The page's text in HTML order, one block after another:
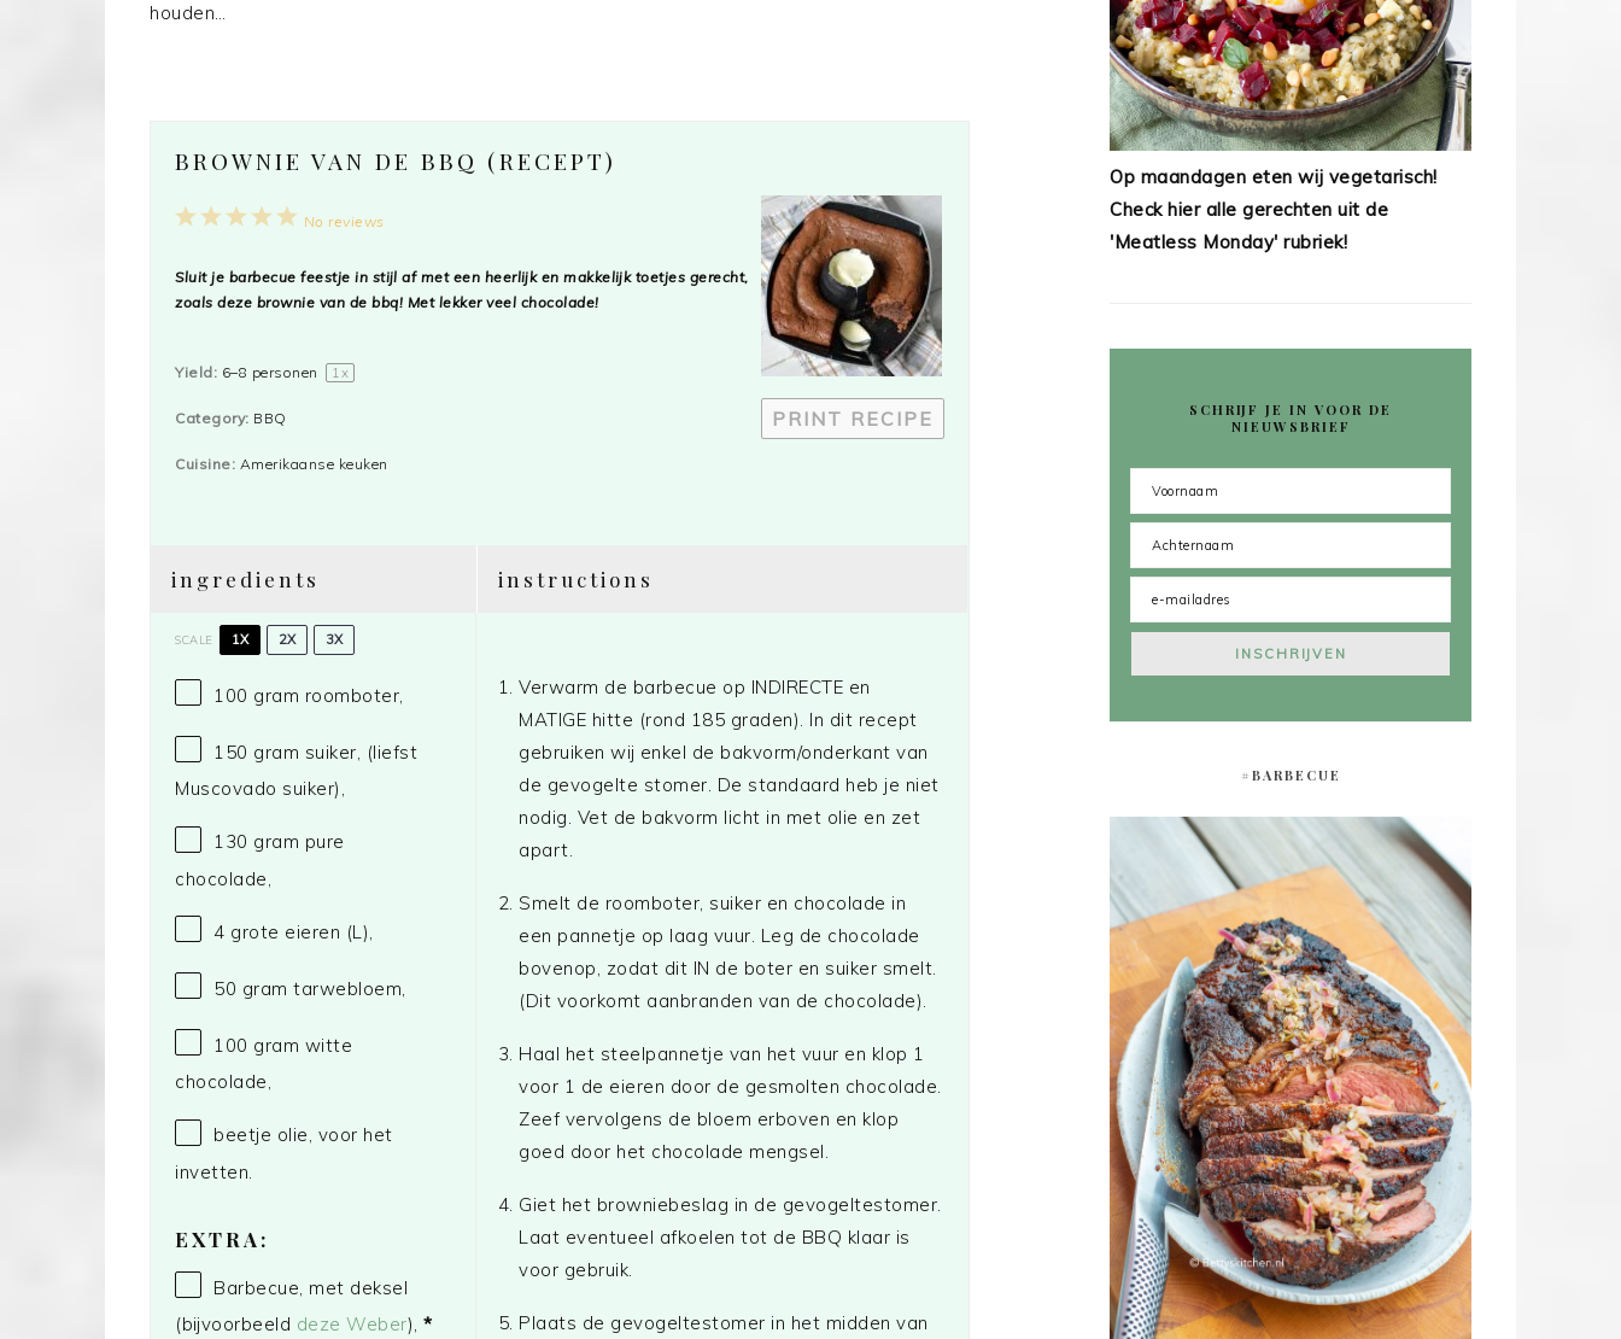
houden…
BROWNIE VAN DE BBQ (RECEPT)
PRINT RECIPE
5
4
3
2
1
No reviews
Sluit je barbecue feestje in stijl af met een heerlijk en makkelijk toetjes gerecht,
zoals deze brownie van de bbq! Met lekker veel chocolade!
Yield: 6–8 personen 1x
Category: BBQ
Cuisine: Amerikaanse keuken
ingredients
SCALE 1X 2X 3X
100 gram roomboter,
150 gram suiker, (liefst
Muscovado suiker),
130 gram pure
chocolade,
4 grote eieren (L),
50 gram tarwebloem,
100 gram witte
chocolade,
beetje olie, voor het
invetten.
EXTRA:
Barbecue, met deksel
(bijvoorbeeld deze Weber), *
instructions
Verwarm de barbecue op INDIRECTE en
MATIGE hitte (rond 185 graden). In dit recept
gebruiken wij enkel de bakvorm/onderkant van
de gevogelte stomer. De standaard heb je niet
nodig. Vet de bakvorm licht in met olie en zet
apart.
Smelt de roomboter, suiker en chocolade in
een pannetje op laag vuur. Leg de chocolade
bovenop, zodat dit IN de boter en suiker smelt.
(Dit voorkomt aanbranden van de chocolade).
Haal het steelpannetje van het vuur en klop 1
voor 1 de eieren door de gesmolten chocolade.
Zeef vervolgens de bloem erboven en klop
goed door het chocolade mengsel.
Giet het browniebeslag in de gevogeltestomer.
Laat eventueel afkoelen tot de BBQ klaar is
voor gebruik.
Plaats de gevogeltestomer in het midden van
Op maandagen eten wij vegetarisch!
Check hier alle gerechten uit de
'Meatless Monday' rubriek!
SCHRIJF JE IN VOOR DE
NIEUWSBRIEF
#BARBECUE